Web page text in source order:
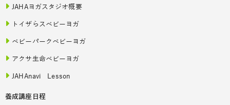
JAHAヨガスタジオ概要
トイザらスベビーヨガ
ベビーパークベビーヨガ
アクサ生命ベビーヨガ
JAHAnavi Lesson
養成講座日程